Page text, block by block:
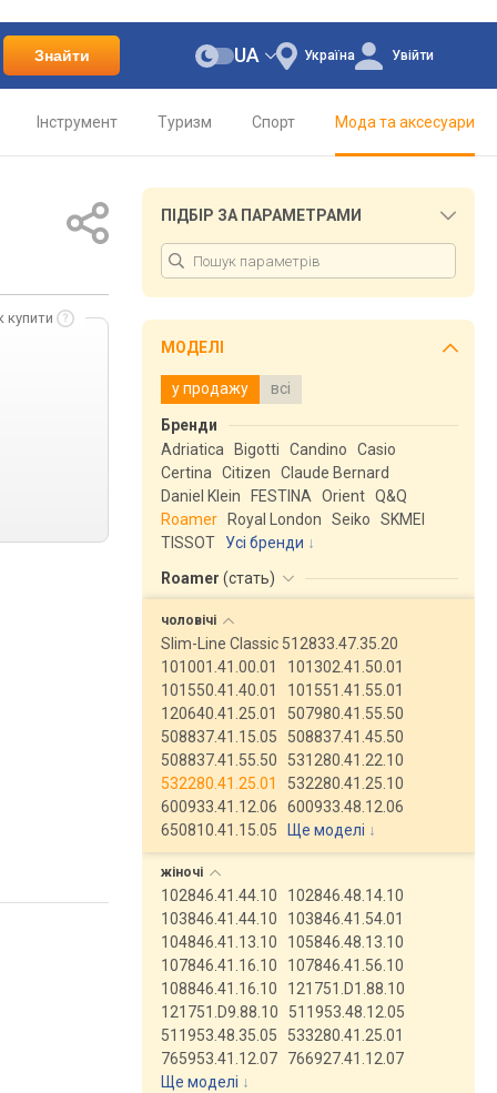
Знайти Україна
UA Увійти
Інструмент Туризм Спорт Мода та аксесуари
купити
ПІДБІР ЗА ПАРАМЕТРАМИ
МОДЕЛІ
у продажу всі
Бренди
Adriatica
Bigotti Candino
Casio
Certina
Citizen
Claude Bernard
Daniel Klein
FESTINA Orient Q&Q
Roamer
Royal London Seiko
SKMEI
TISSOT
Усі бренди
Roamer (стать)
чоловічі
Slim-Line Classic 512833.47.35.20
101001.41.00.01
101302.41.50.01
101550.41.40.01
101551.41.55.01
120640.41.25.01
507980.41.55.50
508837.41.15.05
508837.41.45.50
508837.41.55.50
531280.41.22.10
532280.41.25.01
532280.41.25.10
600933.41.12.06
600933.48.12.06
650810.41.15.05
Ще моделі ↓
жіночі
102846.41.44.10
102846.48.14.10
103846.41.44.10
103846.41.54.01
104846.41.13.10
105846.48.13.10
107846.41.16.10
107846.41.56.10
108846.41.16.10
121751.D1.88.10
121751.D9.88.10
511953.48.12.05
511953.48.35.05
533280.41.25.01
765953.41.12.07
766927.41.12.07
Ще моделі ↓